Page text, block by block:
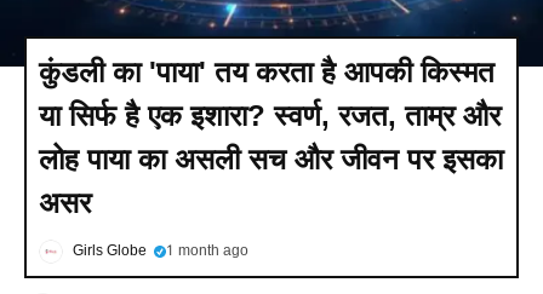
कुंडली का 'पाया' तय करता है आपकी किस्मत
या सिर्फ है एक इशारा? स्वर्ण, रजत, ताम्र और
लोह पाया का असली सच और जीवन पर इसका
असर
Girls Globe 1 month ago